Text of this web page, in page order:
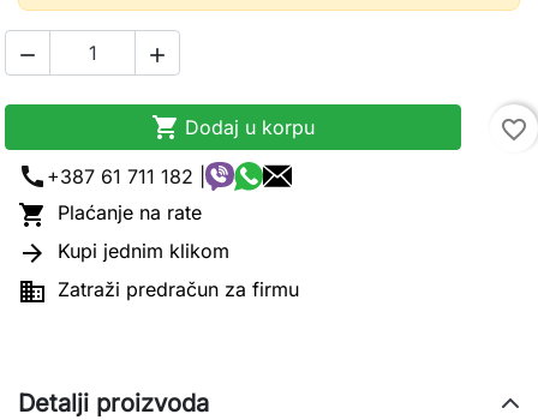
 
 Dodaj u korpu
favorite_border
call +387 61 711 182 |
 Plaćanje na rate
 Kupi jednim klikom
 Zatraži predračun za firmu
Detalji proizvoda